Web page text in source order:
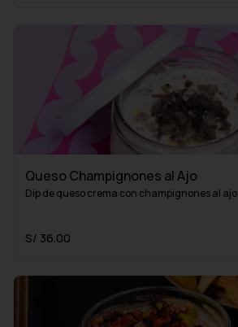
Queso Champignones al Ajo
Dip de queso crema con champignones al ajo
S/ 36.00